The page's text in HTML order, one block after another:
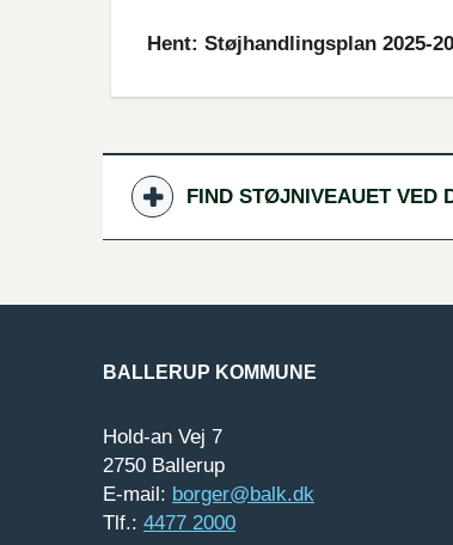
Hent: Støjhandlingsplan 2025-
FIND STØJNIVEAUET VED
BALLERUP KOMMUNE
Hold-an Vej 7
2750 Ballerup
E-mail: borger@balk.dk
Tlf.: 4477 2000